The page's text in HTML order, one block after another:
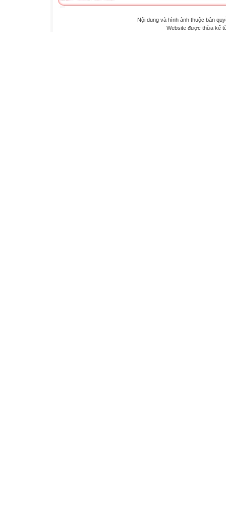
Nội dung và hình ảnh thuộc bản
Website được thừa kế